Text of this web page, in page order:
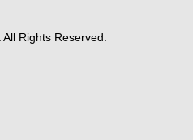
Rights Reserved.